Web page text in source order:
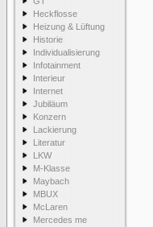
Heckflosse
Heizung & Lüftung
Historie
Individualisierung
Infotainment
Interieur
Internet
Jubiläum
Konzern
Lackierung
Literatur
LKW
M-Klasse
Maybach
MBUX
McLaren
Mercedes me